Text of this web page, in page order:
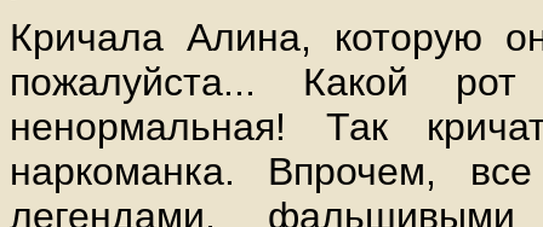
Кричала Алина, которую
пожалуйста... Какой
ненормальная! Так
наркоманка. Впрочем,
легендами,